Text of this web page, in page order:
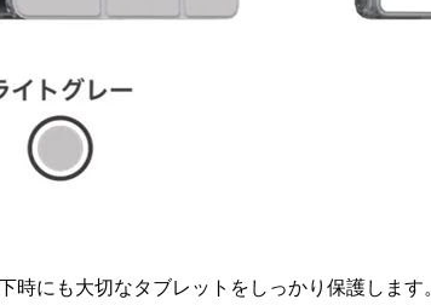
にも大切なタブレットをしっかり保護します。